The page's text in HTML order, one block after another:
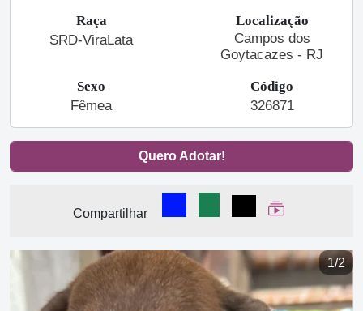
Raça
SRD-ViraLata
Localização
Campos dos
Goytacazes - RJ
Sexo
Fêmea
Código
326871
Quero Adotar!
Compartilhar
Compartilhar no Facebook
Compartilhar no
Compartilhar
Ver Web Story
1/2